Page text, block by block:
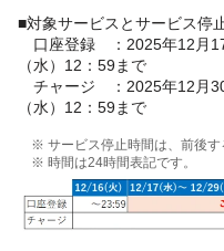
■対象サービスとサービス停
口座登録 ：2025年12月
（水）12：59まで
チャージ ：2025年12月
（水）12：59まで
※ サービス停止時間は、前後す
※ 時間は24時間表記です。